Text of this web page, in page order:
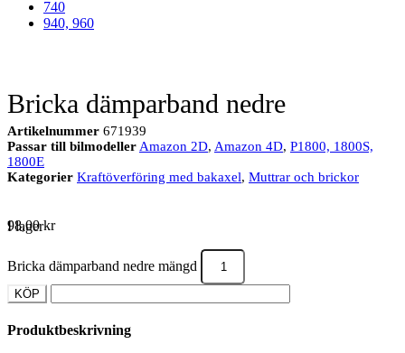
740
940, 960
Bricka dämparband nedre
Artikelnummer 671939
Passar till bilmodeller Amazon 2D, Amazon 4D, P1800, 1800S,
1800E
Kategorier Kraftöverföring med bakaxel, Muttrar och brickor
98,00kr
I lager
Bricka dämparband nedre mängd
KÖP
Produktbeskrivning